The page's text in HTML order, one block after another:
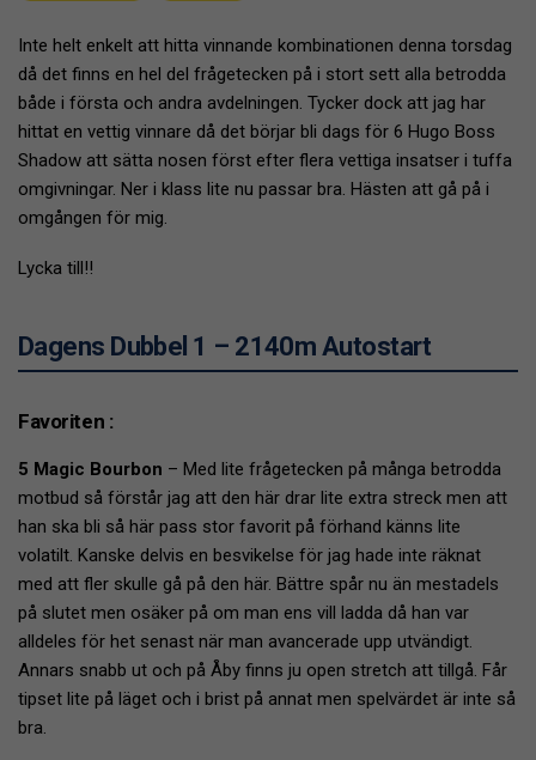
Inte helt enkelt att hitta vinnande kombinationen denna torsdag
då det finns en hel del frågetecken på i stort sett alla betrodda
både i första och andra avdelningen. Tycker dock att jag har
hittat en vettig vinnare då det börjar bli dags för 6 Hugo Boss
Shadow att sätta nosen först efter flera vettiga insatser i tuffa
omgivningar. Ner i klass lite nu passar bra. Hästen att gå på i
omgången för mig.
Lycka till!!
Dagens Dubbel 1 – 2140m Autostart
Favoriten :
5 Magic Bourbon – Med lite frågetecken på många betrodda
motbud så förstår jag att den här drar lite extra streck men att
han ska bli så här pass stor favorit på förhand känns lite
volatilt. Kanske delvis en besvikelse för jag hade inte räknat
med att fler skulle gå på den här. Bättre spår nu än mestadels
på slutet men osäker på om man ens vill ladda då han var
alldeles för het senast när man avancerade upp utvändigt.
Annars snabb ut och på Åby finns ju open stretch att tillgå. Får
tipset lite på läget och i brist på annat men spelvärdet är inte så
bra.